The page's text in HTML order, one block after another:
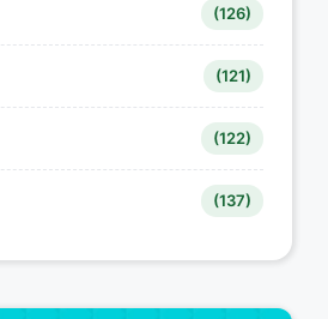
(126)
(121)
(122)
(137)